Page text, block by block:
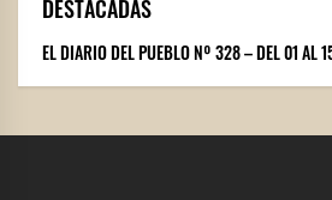
DESTACADAS
EL DIARIO DEL PUEBLO Nº 328 – DEL 01 AL